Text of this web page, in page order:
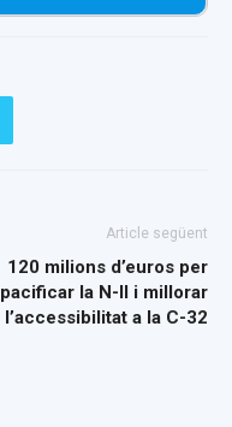
Article següent
120 milions d’euros per
pacificar la N-II i millorar
l’accessibilitat a la C-32